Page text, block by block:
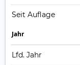
Seit Auflage
Jahr
Lfd. Jahr